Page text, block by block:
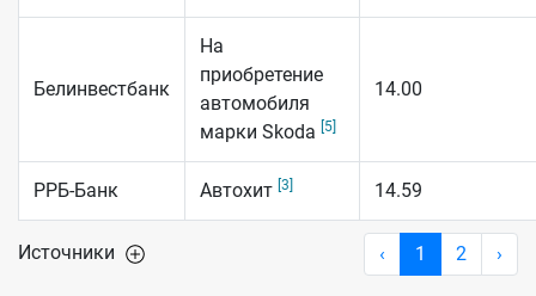
Белинвестбанк
На
приобретение
автомобиля
марки Skoda
[5]
14.00
РРБ-Банк Автохит [3] 14.59
‹ 1 2 ›
Источники